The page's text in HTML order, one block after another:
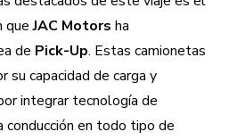
queJAC Motors ha
de Pick-Up. Estas camionetas
su capacidad de carga y
integrar tecnología de
conducción en todo tipo de